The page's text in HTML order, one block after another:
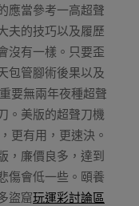
應當參考一高超聲
夫的技巧以及履歷
沒有一樣。只要歪
包管腳術後果以及
要無兩年夜種超聲
。美版的超聲刀機
更有用，更速決。
，廉價良多，達到
傷會低一些。頤養
盜窟玩運彩討論區